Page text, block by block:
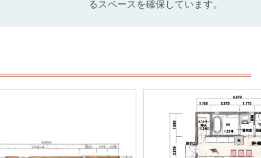
るスペースを確保しています。